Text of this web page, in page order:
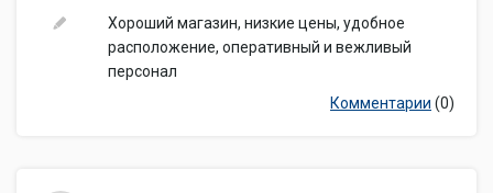
Хороший магазин, низкие цены, удобное
расположение, оперативный и вежливый
персонал
Комментарии (0)